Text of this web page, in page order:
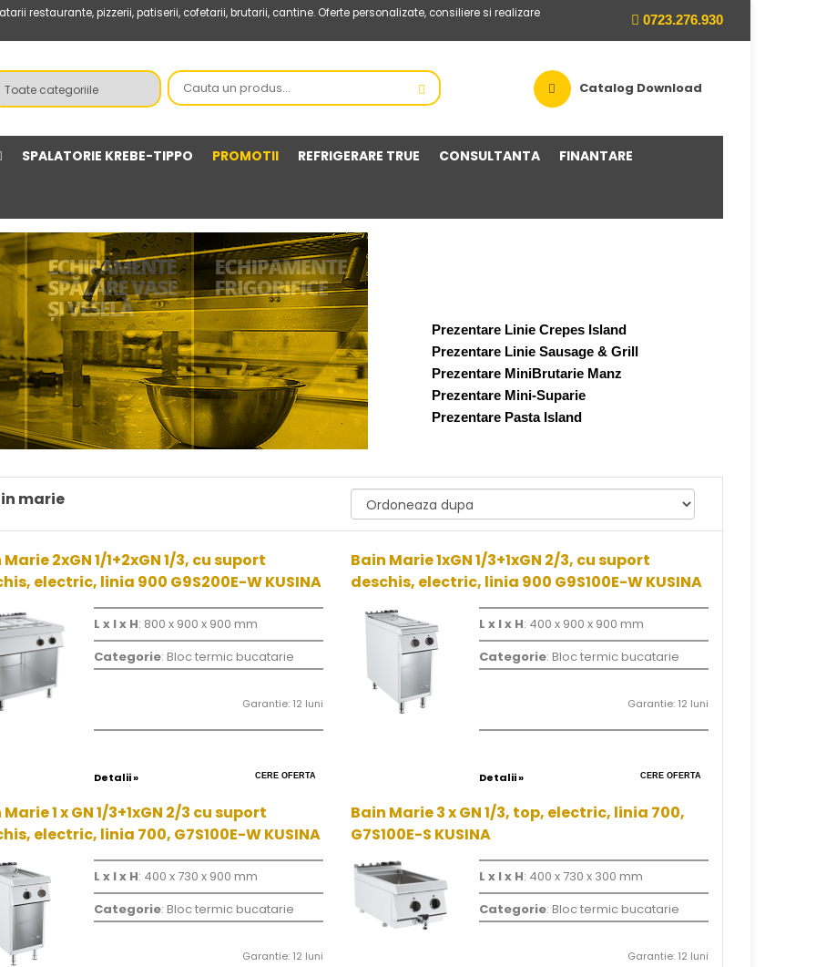
restaurante, pizzerii, patiserii, cofetarii, brutarii, cantine. Oferte personalizate, consiliere si realizare
0723.276.930
Catalog Download
SPALATORIE KREBE-TIPPO PROMOTII REFRIGERARE TRUE CONSULTANTA FINANTARE
Prezentare Linie Crepes Island
Prezentare Linie Sausage & Grill
Prezentare MiniBrutarie Manz
Prezentare Mini-Suparie
Prezentare Pasta Island
marie
2xGN 1/1+2xGN 1/3, cu suport
electric, linia 900 G9S200E-W KUSINA
L x l x H: 800 x 900 x 900 mm
Categorie: Bloc termic bucatarie
Garantie: 12 luni
Detalii » CERE OFERTA
Bain Marie 1xGN 1/3+1xGN 2/3, cu suport
deschis, electric, linia 900 G9S100E-W KUSINA
L x l x H: 400 x 900 x 900 mm
Categorie: Bloc termic bucatarie
Garantie: 12 luni
Detalii » CERE OFERTA
1 x GN 1/3+1xGN 2/3 cu suport
electric, linia 700, G7S100E-W KUSINA
L x l x H: 400 x 730 x 900 mm
Categorie: Bloc termic bucatarie
Garantie: 12 luni
Bain Marie 3 x GN 1/3, top, electric, linia 700,
G7S100E-S KUSINA
L x l x H: 400 x 730 x 300 mm
Categorie: Bloc termic bucatarie
Garantie: 12 luni